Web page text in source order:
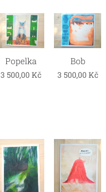
Popelka
3 500,00Kč
Bob
3 500,00Kč